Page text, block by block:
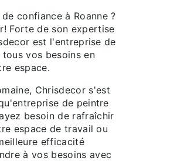
confiance à Roanne ?
Forte de son expertise
est l'entreprise de
vos besoins en
espace.
Chrisdecor s'est
de peintre
besoin de rafraîchir
espace de travail ou
efficacité
à vos besoins avec